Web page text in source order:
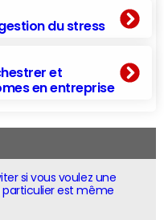
du stress
et
en entreprise
si vous voulez une
est même